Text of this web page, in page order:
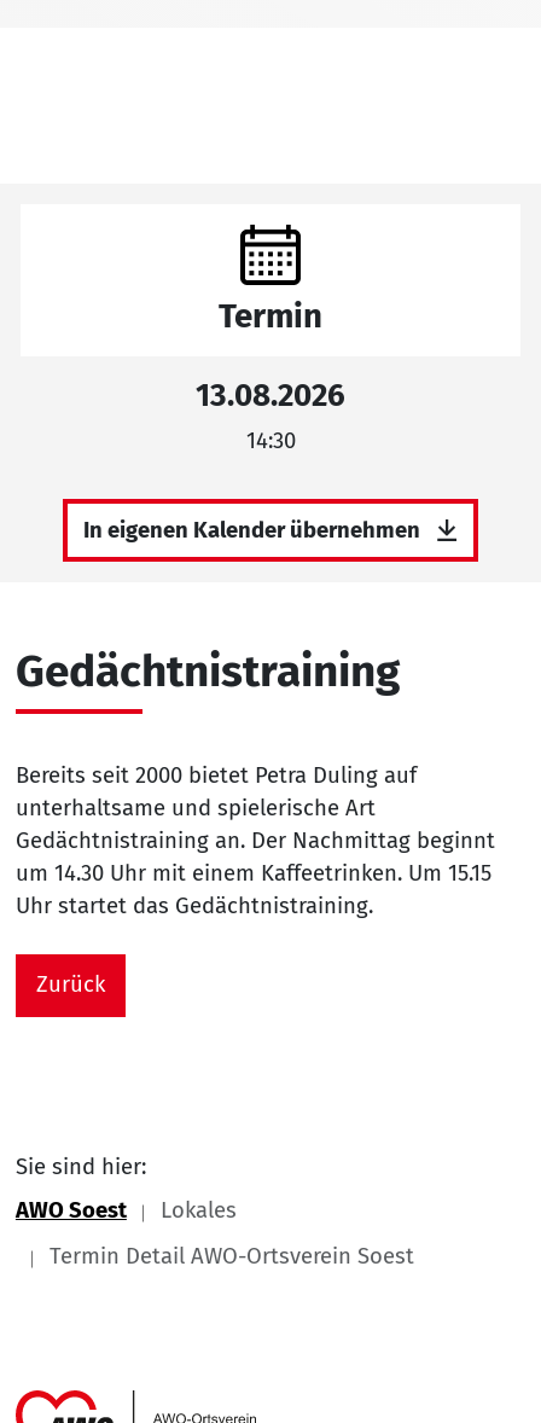
Gedächtnistraining
Bereits seit 2000 bietet Petra Duling auf
unterhaltsame und spielerische Art
Gedächtnistraining an. Der Nachmittag beginnt
um 14.30 Uhr mit einem Kaffeetrinken. Um 15.15
Uhr startet das Gedächtnistraining.
Termin
13.08.2026
14:30
In eigenen Kalender übernehmen
Zurück
Sie sind hier:
AWO Soest
Lokales
Termin Detail AWO-Ortsverein Soest